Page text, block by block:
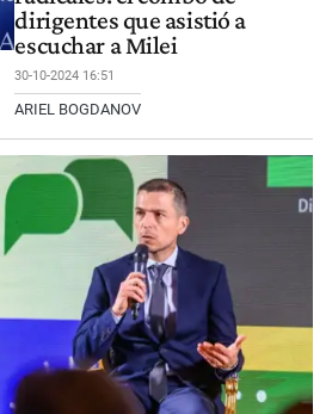
dirigentes que asistió a
escuchar a Milei
30-10-2024 16:51
ARIEL BOGDANOV